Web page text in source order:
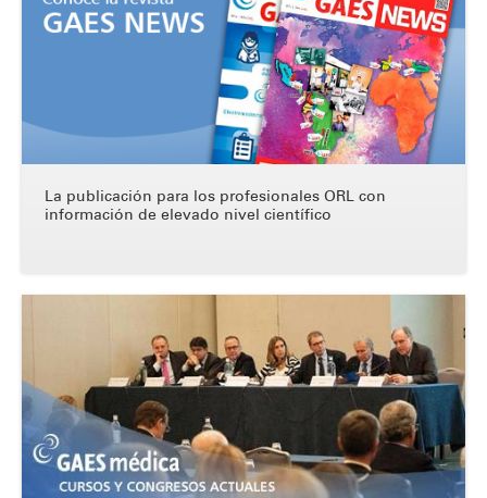
La publicación para los profesionales ORL con
información de elevado nivel científico